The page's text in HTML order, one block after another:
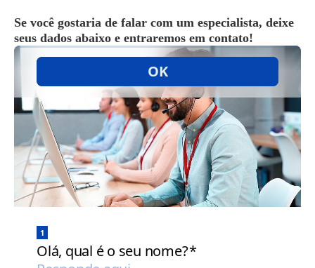
Se você gostaria de falar com um especialista, deixe
seus dados abaixo e entraremos em contato!